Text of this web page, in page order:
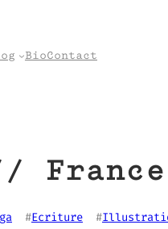
BioContact
  #
Ecriture
  #